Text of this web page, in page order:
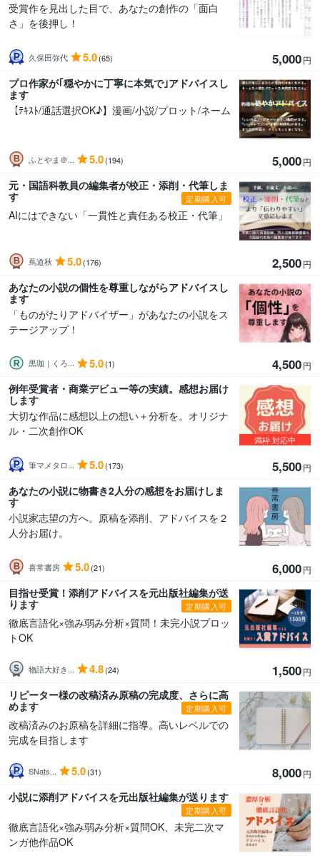
受賞作を見出した目で、あなたの創作の「面白
さ」を後押し！
久保田弥代 5.0(65) 5,000円
プロ作家が｢穏やかに丁寧に本気で｣アドバイスし
ます
【ﾃｷｽﾄ/通話選択OK♪】漫画/小説/プロット/ネーム
ふとやま＠... 5.0(194) 5,000円
元・国語科教員の編集者が校正・添削・代筆しま
す
定期購入可
AIにはできない「一貫性と責任ある校正・代筆」
蔦道秋 5.0(176) 2,500円
あなたの小説の個性を尊重しながらアドバイスし
ます
「ものがたりアドバイザー」があなたの小説をス
テージアップ！
黒珈｜くろ... 5.0(1) 4,500円
例年受賞者・商業デビュー等の実績。感想お届け
します
大切な作品に感想以上の想い＋分析を。オリジナ
ル・二次創作OK
筆マメタロ... 5.0(173) 5,500円
満枠対応中
あなたの小説に物書き2人分の感想をお届けしま
す
小説家志望の方へ。原稿を添削、アドバイスを２
人分お届け。
喜常書房 5.0(21) 6,000円
目指せ受賞！添削アドバイスを元出版社編集が送
ります
定期購入可
徹底言語化×強み弱み分析×質問！未完小説プロッ
トOK
物語大好き... 4.8(24) 1,500円
リピーター様の改稿済み原稿の完成度、さらに高
めます
定期購入可
改稿済みのお原稿を詳細に指導。高いレベルでの
完成を目指します
SNats... 5.0(31) 8,000円
小説に添削アドバイスを元出版社編集が送ります
定期購入可
徹底言語化×強み弱み分析×質問OK、未完二次マ
ンガ他作品OK